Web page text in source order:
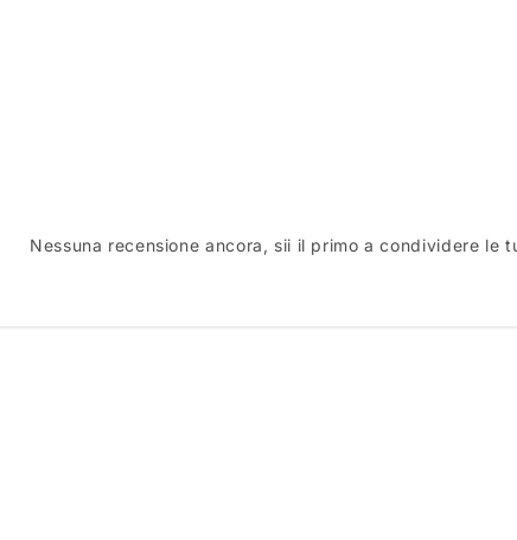
Nessuna recensione ancora, sii il primo a condividere le